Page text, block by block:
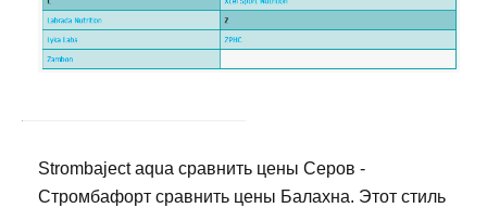
Strombaject aqua сравнить цены Серов -
Стромбафорт сравнить цены Балахна. Этот стиль